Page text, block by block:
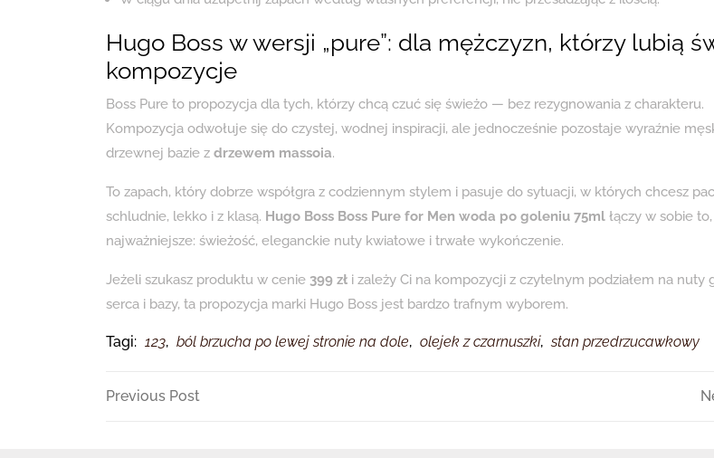
Hugo Boss w wersji „pure”: dla mężczyzn, którzy lubią
kompozycje
Boss Pure to propozycja dla tych, którzy chcą czuć się świeżo — bez rezygnowania z charakteru.
Kompozycja odwołuje się do czystej, wodnej inspiracji, ale jednocześnie pozostaje wyraźnie
drzewnej bazie z drzewem massoia.
To zapach, który dobrze współgra z codziennym stylem i pasuje do sytuacji, w których chcesz
schludnie, lekko i z klasą. Hugo Boss Boss Pure for Men woda po goleniu 75ml łączy w sobie
najważniejsze: świeżość, eleganckie nuty kwiatowe i trwałe wykończenie.
Jeżeli szukasz produktu w cenie 399 zł i zależy Ci na kompozycji z czytelnym podziałem na nuty
serca i bazy, ta propozycja marki Hugo Boss jest bardzo trafnym wyborem.
Tagi: 123, ból brzucha po lewej stronie na dole, olejek z czarnuszki, stan przedrzucawkowy
Nawigacja
Previous
Previous Post